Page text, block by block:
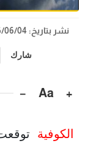
نشر بتاريخ: 2026/06/04
شارك
+
Aa
−
الكوفية